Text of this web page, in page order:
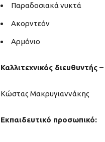
Παραδοσιακά νυκτά
Ακορντεόν
Αρμόνιο
Καλλιτεχνικός
Κώστας Μακρυγιαννάκης
Εκπαιδευτικό προσωπικό: